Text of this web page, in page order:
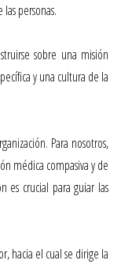
personas.
sobre una misión
y una cultura de la
Para nosotros,
médica compasiva y de
es crucial para guiar las
hacia el cual se dirige la